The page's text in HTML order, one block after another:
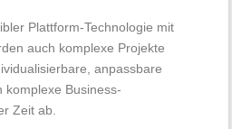
Plattform-Technologie mit
auch komplexe Projekte
anpassbare
komplexe Business-
Zeit ab.